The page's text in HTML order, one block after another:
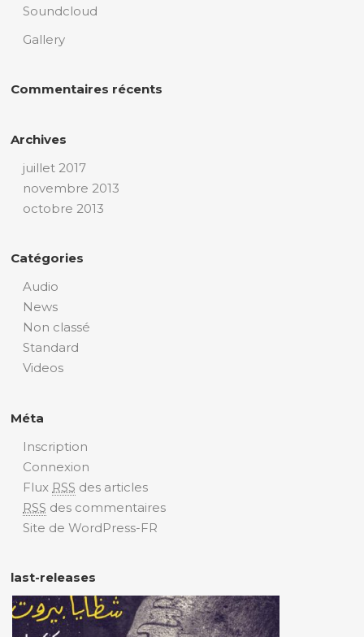
Soundcloud
Gallery
Commentaires récents
Archives
juillet 2017
novembre 2013
octobre 2013
Catégories
Audio
News
Non classé
Standard
Videos
Méta
Inscription
Connexion
Flux RSS des articles
RSS des commentaires
Site de WordPress-FR
last-releases